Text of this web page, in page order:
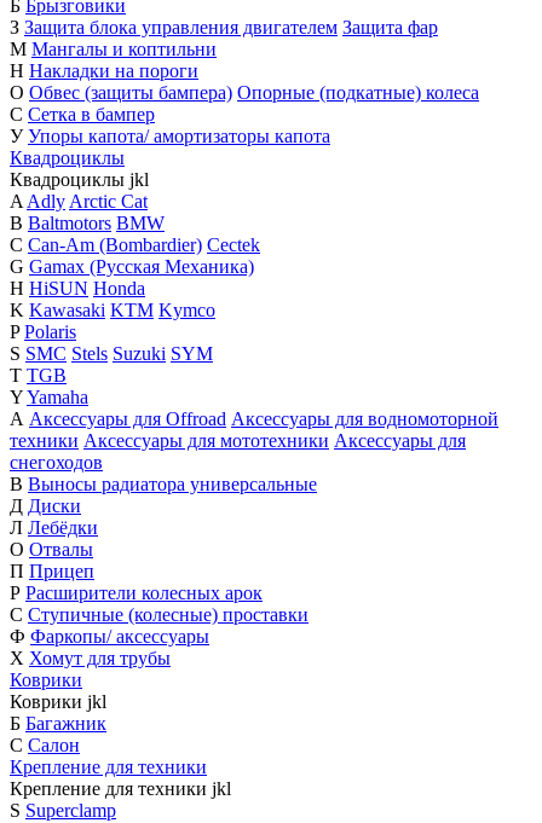
Б Брызговики
З Защита блока управления двигателем Защита фар
М Мангалы и коптильни
Н Накладки на пороги
О Обвес (защиты бампера) Опорные (подкатные) колеса
С Сетка в бампер
У Упоры капота/ амортизаторы капота
Квадроциклы
Квадроциклы jkl
A Adly Arctic Cat
B Baltmotors BMW
C Can-Am (Bombardier) Cectek
G Gamax (Русская Механика)
H HiSUN Honda
K Kawasaki KTM Kymco
P Polaris
S SMC Stels Suzuki SYM
T TGB
YYamaha
А Аксессуары для Offroad Аксессуары для водномоторной
техники Аксессуары для мототехники Аксессуары для
снегоходов
В Выносы радиатора универсальные
Д Диски
Л Лебёдки
О Отвалы
П Прицеп
Р Расширители колесных арок
С Ступичные (колесные) проставки
Ф Фаркопы/ аксессуары
Х Хомут для трубы
Коврики
Коврики jkl
Б Багажник
С Салон
Крепление для техники
Крепление для техники jkl
S Superclamp